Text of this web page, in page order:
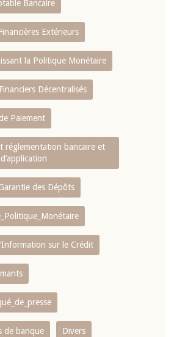
Bancaire
Extérieurs
la Politique Monétaire
Décentralisés
Paiement
réglementation bancaire et
des Dépôts
sur le Crédit
de banque Divers